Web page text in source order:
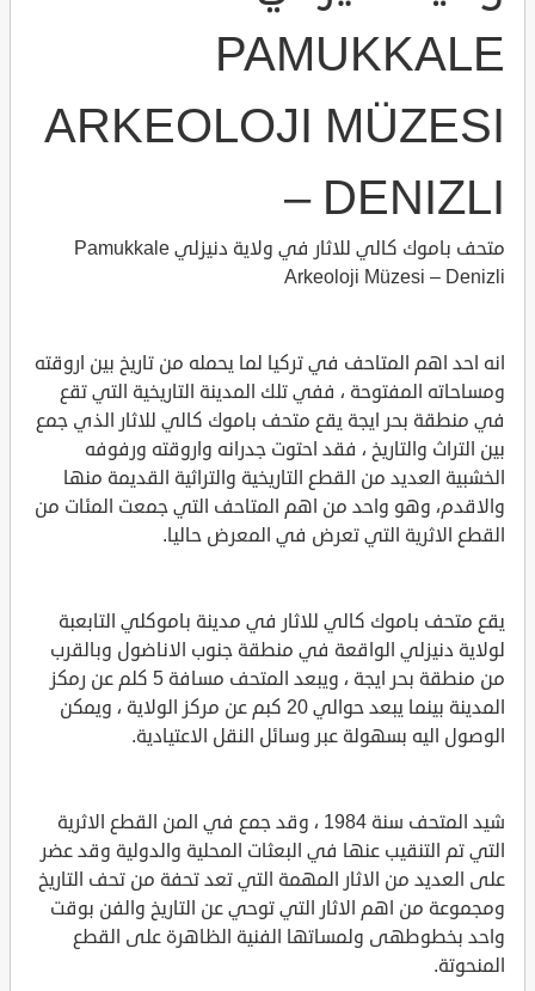
PAMUKKALE
ARKEOLOJI MÜZESI
– DENIZLI
متحف باموك كالي للاثار في ولاية دنيزلي Pamukkale
Arkeoloji Müzesi – Denizli
انه احد اهم المتاحف في تركيا لما يحمله من تاريخ بين اروقته
ومساحاته المفتوحة ، ففي تلك المدينة التاريخية التي تقع
في منطقة بحر ايجة يقع متحف باموك كالي للاثار الذي جمع
بين التراث والتاريخ ، فقد احتوت جدرانه واروقته ورفوفه
الخشبية العديد من القطع التاريخية والتراثية القديمة منها
والاقدم، وهو واحد من اهم المتاحف التي جمعت المئات من
القطع الاثرية التي تعرض في المعرض حاليا.
يقع متحف باموك كالي للاثار في مدينة باموكلي التابعبة
لولاية دنيزلي الواقعة في منطقة جنوب الاناضول وبالقرب
من منطقة بحر ايجة ، ويبعد المتحف مسافة 5 كلم عن رمكز
المدينة بينما يبعد حوالي 20 كبم عن مركز الولاية ، ويمكن
الوصول اليه بسهولة عبر وسائل النقل الاعتيادية.
شيد المتحف سنة 1984 ، وقد جمع في المن القطع الاثرية
التي تم التنقيب عنها في البعثات المحلية والدولية وقد عضر
على العديد من الاثار المهمة التي تعد تحفة من تحف التاريخ
ومجموعة من اهم الاثار التي توحي عن التاريخ والفن بوقت
واحد بخطوطهى ولمساتها الفنية الظاهرة على القطع
المنحوتة.